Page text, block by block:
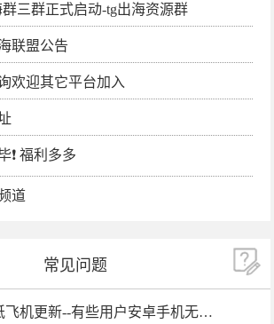
群三群正式启动-tg出海资源群
联盟公告
欢迎其它平台加入
❗️ 福利多多
道
常见问题
电报下载--纸飞机更新--有些用户安卓手机无法更新电报软件